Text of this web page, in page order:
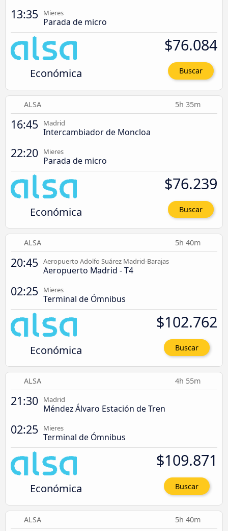
13:35 Mieres
Parada de micro
Económica
$76.084
Buscar
ALSA 5h 35m
16:45 Madrid
Intercambiador de Moncloa
22:20 Mieres
Parada de micro
Económica
$76.239
Buscar
ALSA 5h 40m
20:45 Aeropuerto Adolfo Suárez Madrid-Barajas
Aeropuerto Madrid - T4
02:25 Mieres
Terminal de Ómnibus
Económica
$102.762
Buscar
ALSA 4h 55m
21:30 Madrid
Méndez Álvaro Estación de Tren
02:25 Mieres
Terminal de Ómnibus
Económica
$109.871
Buscar
ALSA 5h 40m